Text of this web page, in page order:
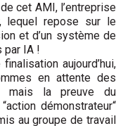
cet AMI, l’entreprise
lequel repose sur le
et d’un système de
par IA !
aujourd’hui,
en attente des
mais la preuve du
démonstrateur“
au groupe de travail